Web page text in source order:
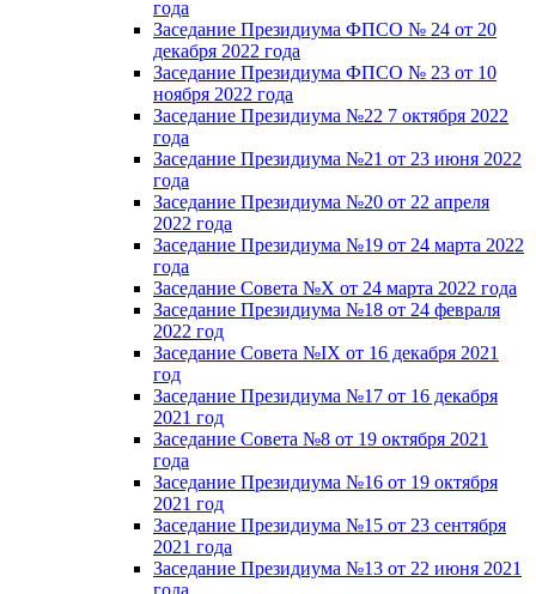
года
Заседание Президиума ФПСО № 24 от 20
декабря 2022 года
Заседание Президиума ФПСО № 23 от 10
ноября 2022 года
Заседание Президиума №22 7 октября 2022
года
Заседание Президиума №21 от 23 июня 2022
года
Заседание Президиума №20 от 22 апреля
2022 года
Заседание Президиума №19 от 24 марта 2022
года
Заседание Совета №X от 24 марта 2022 года
Заседание Президиума №18 от 24 февраля
2022 год
Заседание Совета №IX от 16 декабря 2021
год
Заседание Президиума №17 от 16 декабря
2021 год
Заседание Совета №8 от 19 октября 2021
года
Заседание Президиума №16 от 19 октября
2021 год
Заседание Президиума №15 от 23 сентября
2021 года
Заседание Президиума №13 от 22 июня 2021
года